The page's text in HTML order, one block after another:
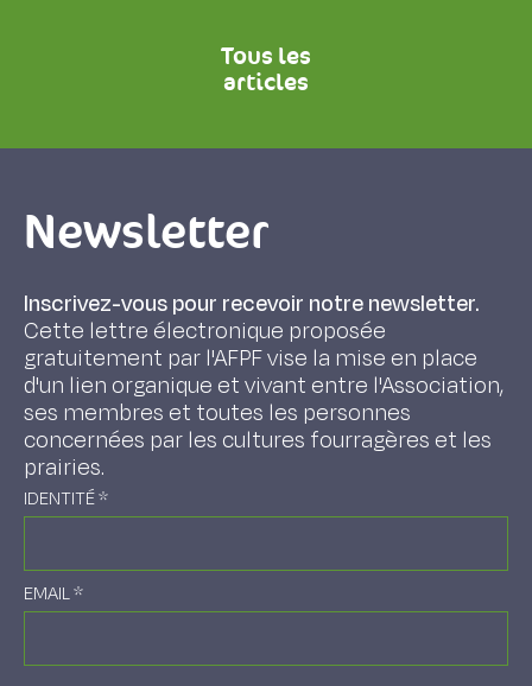
Tous les
articles
Newsletter
Inscrivez-vous pour recevoir notre newsletter.
Cette lettre électronique proposée
gratuitement par l'AFPF vise la mise en place
d'un lien organique et vivant entre l'Association,
ses membres et toutes les personnes
concernées par les cultures fourragères et les
prairies.
IDENTITÉ*
EMAIL*